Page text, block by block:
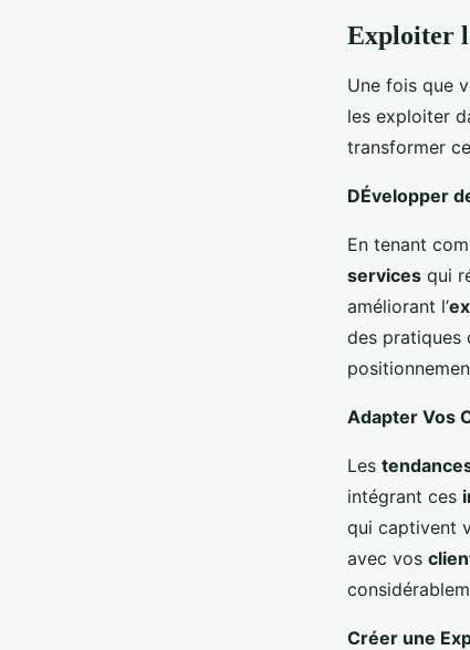
Exploiter
Une fois que
les exploiter
transformer
DÉvelopper
En tenant
services qui
améliorant l’
des pratiques
Adapter Vos
Les
intégrant ces
qui captivent
avec vos
Créer une